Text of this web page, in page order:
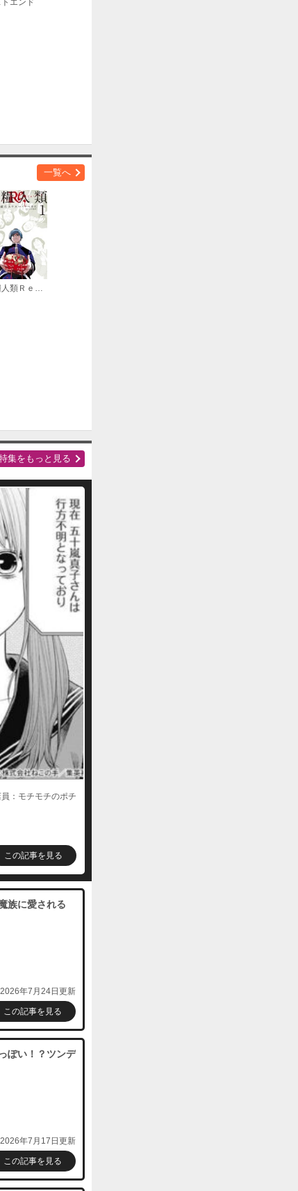
トエンド
一覧へ
食糧人類Ｒｅ： －Ｓｔａｒｖｉｎｇ Ｒｅ：ｖｅｌａｔｉｏｎ－
集をもっと見る
：モチモチのポチ
この記事を見る
族に愛される
2026年7月24日更新
この記事を見る
ぽい！？ツンデ
2026年7月17日更新
この記事を見る